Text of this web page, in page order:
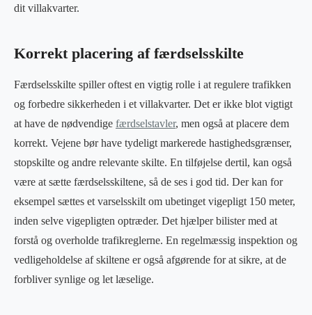
dit villakvarter.
Korrekt placering af færdselsskilte
Færdselsskilte spiller oftest en vigtig rolle i at regulere trafikken
og forbedre sikkerheden i et villakvarter. Det er ikke blot vigtigt
at have de nødvendige færdselstavler, men også at placere dem
korrekt. Vejene bør have tydeligt markerede hastighedsgrænser,
stopskilte og andre relevante skilte. En tilføjelse dertil, kan også
være at sætte færdselsskiltene, så de ses i god tid. Der kan for
eksempel sættes et varselsskilt om ubetinget vigepligt 150 meter,
inden selve vigepligten optræder. Det hjælper bilister med at
forstå og overholde trafikreglerne. En regelmæssig inspektion og
vedligeholdelse af skiltene er også afgørende for at sikre, at de
forbliver synlige og let læselige.